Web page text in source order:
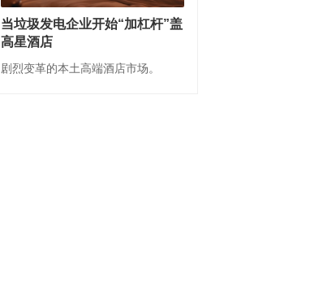
当垃圾发电企业开始“加杠杆”盖
高星酒店
剧烈变革的本土高端酒店市场。